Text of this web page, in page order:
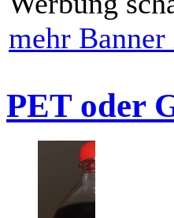
mehr
PET oder